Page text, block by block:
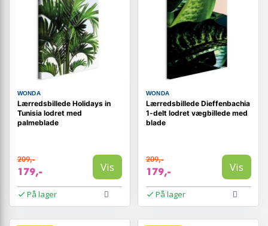
WONDA
Lærredsbillede Holidays in
Tunisia lodret med
palmeblade
209,-
179,- Vis
På lager
WONDA
Lærredsbillede Dieffenbachia
1-delt lodret vægbillede med
blade
209,-
179,- Vis
På lager